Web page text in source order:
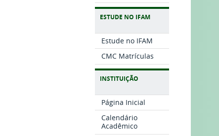
ESTUDE NO IFAM
Estude no IFAM
CMC Matrículas
INSTITUIÇÃO
Página Inicial
Calendário
Acadêmico